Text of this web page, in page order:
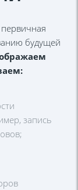
будущей
запись